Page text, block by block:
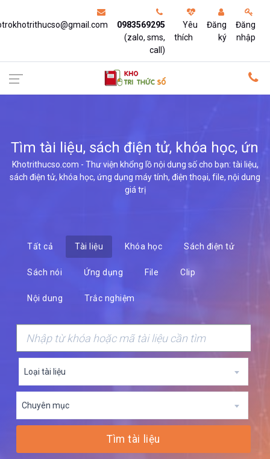
0983569295
(zalo, sms,
call)
Yêu
thích
Đăng
ký
Đăng
nhập
Tìm tài liệu, sách điện tử, khóa học,
ứng dụng
Khotrithucso.com - Thư viện khổng lồ nội dung số cho bạn: tài liệu,
Tất cả Tài liệu Khóa học Sách điện tử
Sách nói Ứng dụng File Clip
Nội dung Trắc nghiệm
Loại tài liệu
Chuyên mục
Tìm tài liệu